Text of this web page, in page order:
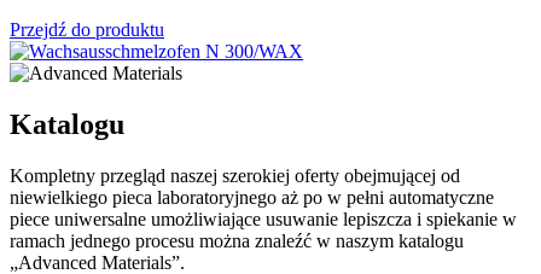
Przejdź do produktu
Katalogu
Kompletny przegląd naszej szerokiej oferty obejmującej od
niewielkiego pieca laboratoryjnego aż po w pełni automatyczne
piece uniwersalne umożliwiające usuwanie lepiszcza i spiekanie w
ramach jednego procesu można znaleźć w naszym katalogu
„Advanced Materials”.